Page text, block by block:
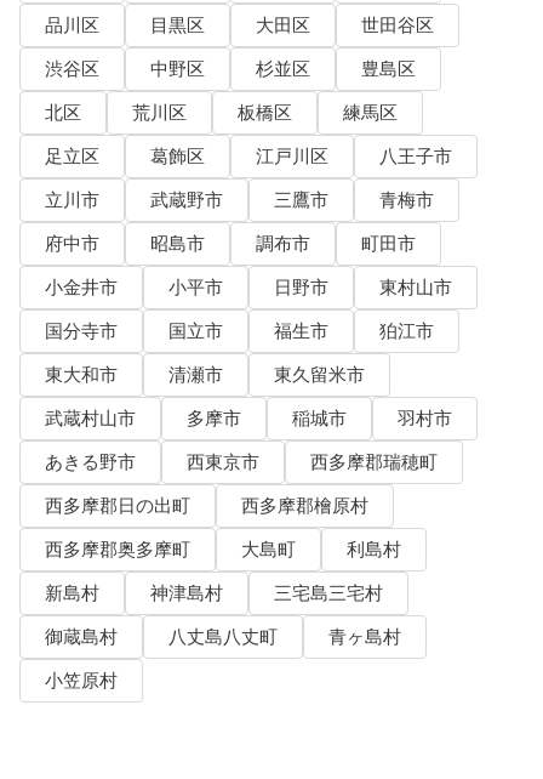
品川区
目黒区 大田区
世田谷区
渋谷区
中野区 杉並区
豊島区
北区
荒川区 板橋区
練馬区
足立区
葛飾区 江戸川区
八王子市
立川市
武蔵野市 三鷹市
青梅市
府中市
昭島市 調布市
町田市
小金井市
小平市 日野市
東村山市
国分寺市
国立市 福生市
狛江市
東大和市
清瀬市
東久留米市
武蔵村山市
多摩市 稲城市
羽村市
あきる野市
西東京市
西多摩郡瑞穂町
西多摩郡日の出町
西多摩郡檜原村
西多摩郡奥多摩町
大島町
利島村
新島村
神津島村
三宅島三宅村
御蔵島村
八丈島八丈町
青ヶ島村
小笠原村